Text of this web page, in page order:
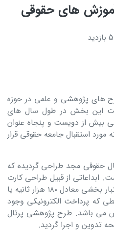
های حقوقی
های پژوهشی و علمی در حوزه
این بخش در طول سال های
بیش از دویست و پنجاه عنوان
مورد استقبال جامعه حقوقی قرار
بخش، از سال ۱۳۷۸ پرتال حقوقی مجد طراحی گردیده که
ابداعاتی از قبیل طراحی کارت
اعتباری قوانین جاری کشور و اعتبار بخشی معادل ۱۸۰ هزار ثانیه یا
که پرداخت الکترونیکی وجود
می باشد. طرح پژوهشی پرتال